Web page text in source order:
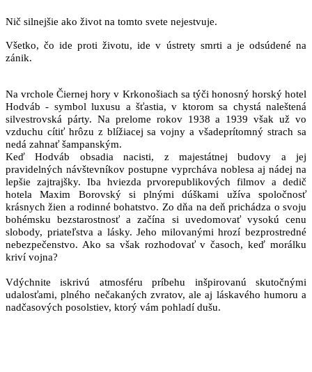
Nič silnejšie ako život na tomto svete nejestvuje.
Všetko, čo ide proti životu, ide v ústrety smrti a je odsúdené na
zánik.
Na vrchole Čiernej hory v Krkonošiach sa týči honosný horský hotel
Hodváb - symbol luxusu a šťastia, v ktorom sa chystá naleštená
silvestrovská párty. Na prelome rokov 1938 a 1939 však už vo
vzduchu cítiť hrôzu z blížiacej sa vojny a všadeprítomný strach sa
nedá zahnať šampanským.
Keď Hodváb obsadia nacisti, z majestátnej budovy a jej
pravidelných návštevníkov postupne vyprcháva noblesa aj nádej na
lepšie zajtrajšky. Iba hviezda prvorepublikových filmov a dedič
hotela Maxim Borovský si plnými dúškami užíva spoločnosť
krásnych žien a rodinné bohatstvo. Zo dňa na deň prichádza o svoju
bohémsku bezstarostnosť a začína si uvedomovať vysokú cenu
slobody, priateľstva a lásky. Jeho milovanými hrozí bezprostredné
nebezpečenstvo. Ako sa však rozhodovať v časoch, keď morálku
kriví vojna?
Vdýchnite iskrivú atmosféru príbehu inšpirovanú skutočnými
udalosťami, plného nečakaných zvratov, ale aj láskavého humoru a
nadčasových posolstiev, ktorý vám pohladí dušu.